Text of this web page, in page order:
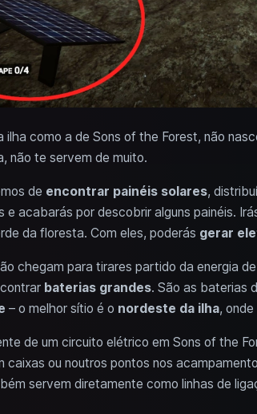
ilha como a de Sons of the Forest, não
não te servem de muito.
de encontrar painéis solares,
e acabarás por descobrir alguns painéis.
da floresta. Com eles, poderás gerar
chegam para tirares partido da energia
baterias grandes. São as baterias
– o melhor sítio é o nordeste da ilha,
de um circuito elétrico em Sons of the
caixas ou noutros pontos nos
servem diretamente como linhas de